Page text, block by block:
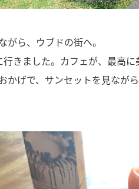
ら、ウブドの街へ。
きました。カフェが、最高
かげで、サンセットを見なが